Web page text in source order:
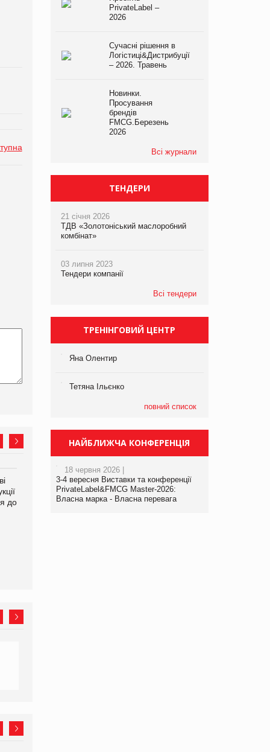
до
Аргентина повертається з
продуктами птахівництва
на європейський ринок
ФАО прогнозує зростання
PrivateLabel –
2026
Сучасні рішення в
Логістиці&Дистрибуції
– 2026. Травень
Новинки.
Просування
брендів
FMCG.Березень
2026
Всі журнали
ТЕНДЕРИ
21 січня 2026
ТДВ «Золотоніський маслоробний
комбінат»
03 липня 2023
Тендери компанії
Всі тендери
ТРЕНІНГОВИЙ ЦЕНТР
Яна Олентир
Тетяна Ільєнко
повний список
НАЙБЛИЖЧА КОНФЕРЕНЦІЯ
18 червня 2026 |
3-4 вересня Виставки та конференції
PrivateLabel&FMCG Master-2026:
Власна марка - Власна перевага